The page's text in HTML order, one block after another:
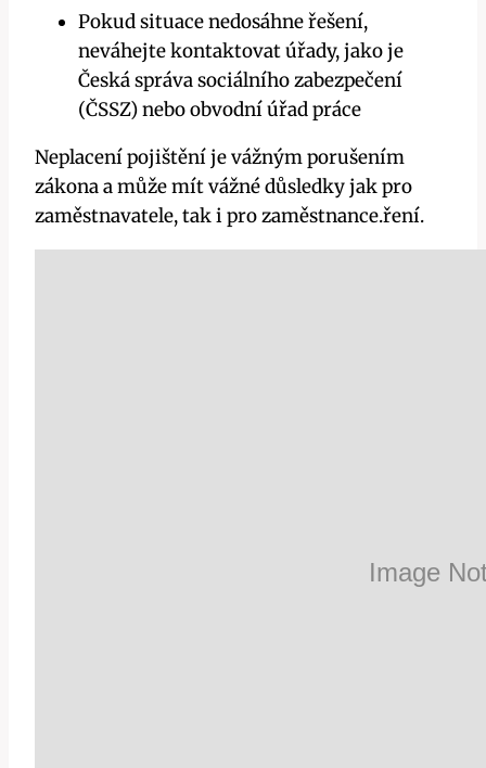
Pokud situace nedosáhne řešení,
neváhejte kontaktovat úřady, jako je
Česká správa sociálního zabezpečení
(ČSSZ) nebo obvodní úřad práce
Neplacení pojištění je vážným porušením
zákona a může mít vážné důsledky jak pro
zaměstnavatele, tak i pro zaměstnance.ření.